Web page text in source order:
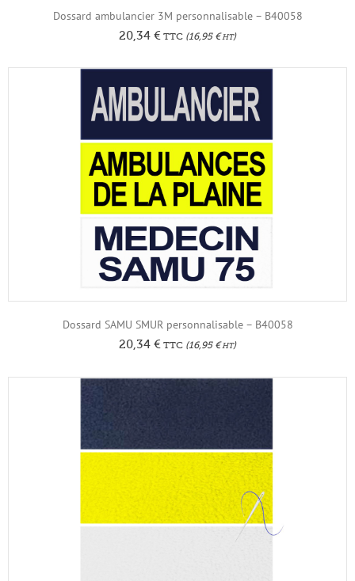
Dossard ambulancier 3M personnalisable – B40058
20,34 € TTC (16,95 €HT)
Dossard SAMU SMUR personnalisable – B40058
20,34 € TTC (16,95 €HT)